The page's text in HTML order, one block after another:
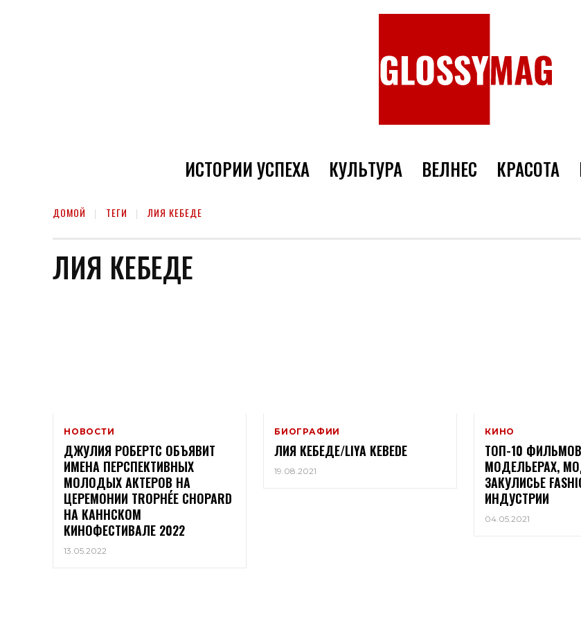
ИСТОРИИ УСПЕХА КУЛЬТУРА ВЕЛНЕС КРАСОТА
ДОМОЙ ТЕГИ ЛИЯ КЕБЕДЕ
ЛИЯ КЕБЕДЕ
НОВОСТИ
ДЖУЛИЯ РОБЕРТС ОБЪЯВИТ
ИМЕНА ПЕРСПЕКТИВНЫХ
МОЛОДЫХ АКТЕРОВ НА
ЦЕРЕМОНИИ TROPHÉE CHOPARD
НА КАННСКОМ
КИНОФЕСТИВАЛЕ 2022
13.05.2022
БИОГРАФИИ
ЛИЯ КЕБЕДЕ/LIYA KEBEDE
19.08.2021
КИНО
ТОП-10
МОДЕЛЬЕРАХ,
ЗАКУЛИСЬЕ
ИНДУСТРИИ
04.05.2021